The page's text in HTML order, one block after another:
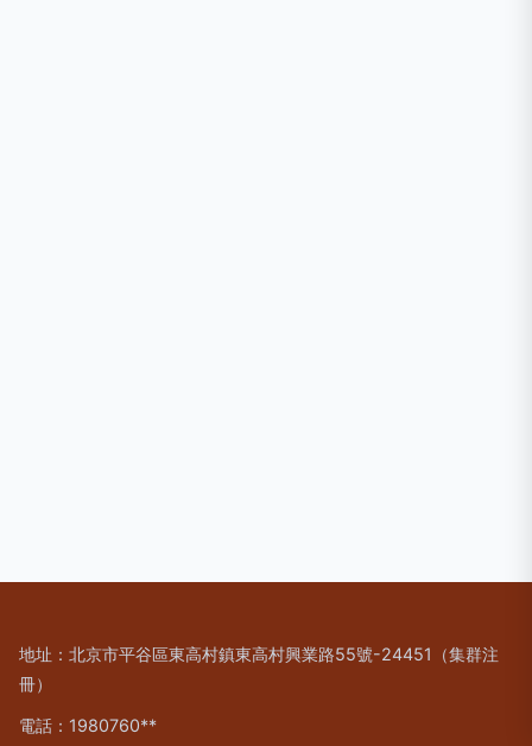
地址：北京市平谷區東高村鎮東高村興業路55號-24451（集群注
冊）
電話：1980760**